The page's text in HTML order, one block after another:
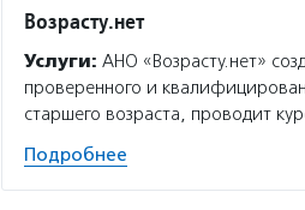
Возрасту.нет
Услуги: АНО «Возрасту.нет»
проверенного и
старшего возраста, проводит
Подробнее